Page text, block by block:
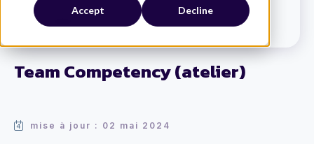
Accept Decline
Team Competency (atelier)
mise à jour : 02 mai 2024